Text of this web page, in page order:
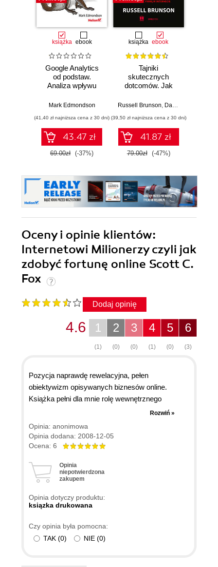
książka ebook
Google Analytics
od podstaw.
Analiza wpływu
wyznaczanie
Mark Edmondson
(41,40 zł najniższa cena z 30 dni)
43.47 zł
69.00zł (-37%)
książka ebook
Tajniki
skutecznych
dotcomów. Jak
internecie
Russell Brunson Dan Kennedy
(39,50 zł najniższa cena z 30 dni)
41.87 zł
79.00zł (-47%)
Oceny i opinie klientów:
Internetowi Milionerzy czyli jak
zdobyć fortunę online Scott C.
Fox
Dodaj opinię
6
(3)
5
(0)
4
(1)
3
(0)
2
(0)
1
(1)
4.6
Pozycja naprawdę rewelacyjna, pełen
obiektywizm opisywanych biznesów online.
Książka pełni dla mnie rolę wewnętrznego
motywatora, inspiruje do działania i pokazuje, że
globalna sieć jest kopalnia dobrych interesów, a
wystarczy tylko chcieć. i mieć dobry pomysł. A
skąd wziąć pomysł - wystarczy przeczytać
Rozwiń »
Opinia: anonimowa
Opinia dodana: 2008-12-05
Ocena: 6
Opinia
niepotwierdzona
zakupem
Opinia dotyczy produktu:
ksiązka drukowana
Czy opinia była pomocna:
TAK (0) NIE (0)